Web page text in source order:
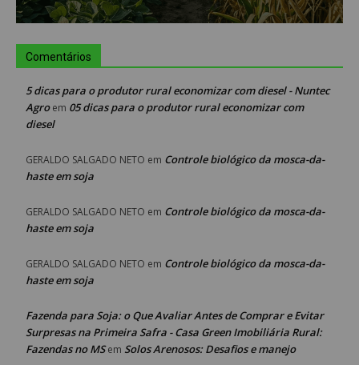
Comentários
5 dicas para o produtor rural economizar com diesel - Nuntec
Agroem 05 dicas para o produtor rural economizar com
diesel
GERALDO SALGADO NETO em Controle biológico da mosca-da-
haste em soja
GERALDO SALGADO NETO em Controle biológico da mosca-da-
haste em soja
GERALDO SALGADO NETO em Controle biológico da mosca-da-
haste em soja
Fazenda para Soja: o Que Avaliar Antes de Comprar e Evitar
Surpresas na Primeira Safra - Casa Green Imobiliária Rural:
Fazendas no MSem Solos Arenosos: Desafios e manejo